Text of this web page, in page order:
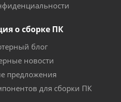
о сборке ПК
блог
новости
предложения
для сборки ПК